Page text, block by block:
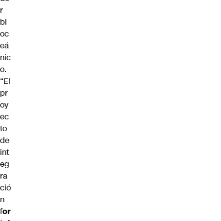
r
bi
oc
eá
nic
o.
“El
pr
oy
ec
to
de
int
eg
ra
ció
n
for